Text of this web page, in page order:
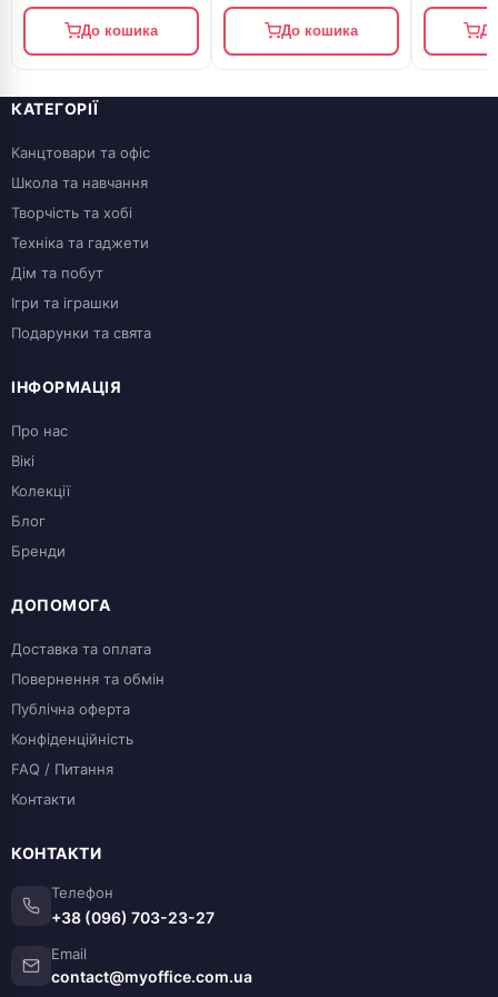
До кошика До кошика
КАТЕГОРІЇ
Канцтовари та офіс
Школа та навчання
Творчість та хобі
Техніка та гаджети
Дім та побут
Ігри та іграшки
Подарунки та свята
ІНФОРМАЦІЯ
Про нас
Вікі
Колекції
Блог
Бренди
ДОПОМОГА
Доставка та оплата
Повернення та обмін
Публічна оферта
Конфіденційність
FAQ / Питання
Контакти
КОНТАКТИ
Телефон
+38 (096) 703-23-27
Email
contact@myoffice.com.ua